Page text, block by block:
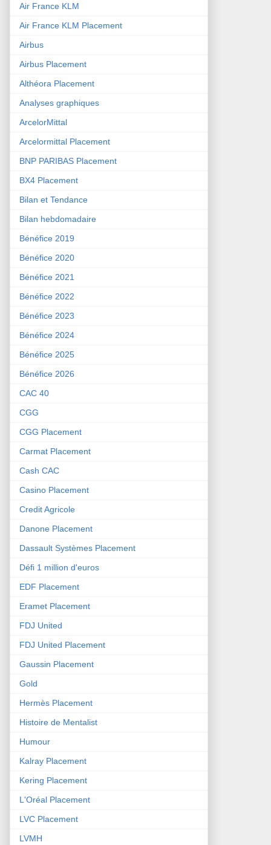
Air France KLM
Air France KLM Placement
Airbus
Airbus Placement
Althéora Placement
Analyses graphiques
ArcelorMittal
Arcelormittal Placement
BNP PARIBAS Placement
BX4 Placement
Bilan et Tendance
Bilan hebdomadaire
Bénéfice 2019
Bénéfice 2020
Bénéfice 2021
Bénéfice 2022
Bénéfice 2023
Bénéfice 2024
Bénéfice 2025
Bénéfice 2026
CAC 40
CGG
CGG Placement
Carmat Placement
Cash CAC
Casino Placement
Credit Agricole
Danone Placement
Dassault Systèmes Placement
Défi 1 million d'euros
EDF Placement
Eramet Placement
FDJ United
FDJ United Placement
Gaussin Placement
Gold
Hermès Placement
Histoire de Mentalist
Humour
Kalray Placement
Kering Placement
L'Oréal Placement
LVC Placement
LVMH